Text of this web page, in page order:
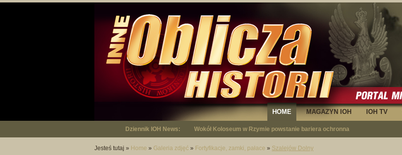
IOH TV
MAGAZYN IOH
HOME
Dziennik IOH News: "Niepodległy - opowieść o Januszu Krupskim"
Jesteś tutaj » Home » Galeria zdjęć » Fortyfikacje, zamki, pałace » Szalejów Dolny